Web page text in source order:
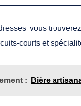
vous
et
: Bière